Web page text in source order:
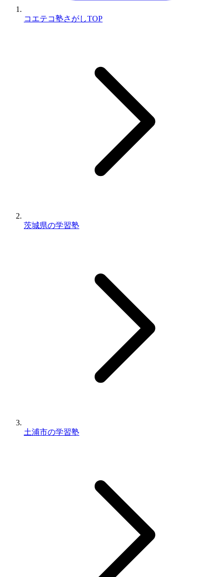
コエテコ塾さがしTOP
茨城県の学習塾
土浦市の学習塾